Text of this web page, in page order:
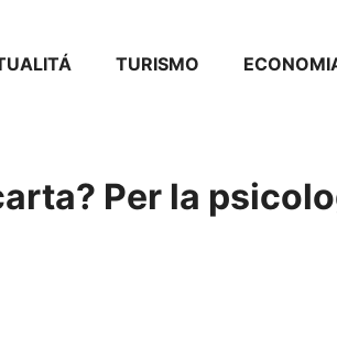
TURISMO
Per la